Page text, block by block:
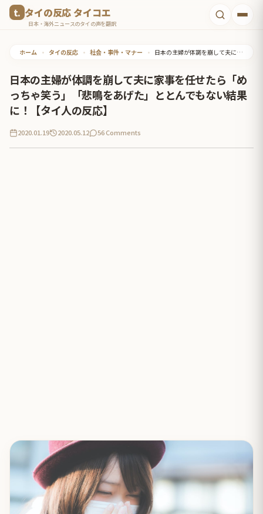
タイの反応 タイコエ
日本・海外ニュースのタイの声を翻訳
ホーム • タイの反応 • 社会・事件・マナー • 日本の主婦が体調を崩して夫に家事を任せたら「めっちゃ笑う」「悲鳴をあげた」ととんでもない結果に！【タイ人の反応】
日本の主婦が体調を崩して夫に家事を任せたら「め
っちゃ笑う」「悲鳴をあげた」ととんでもない結果
に！【タイ人の反応】
2020.01.19 2020.05.12 56 Comments